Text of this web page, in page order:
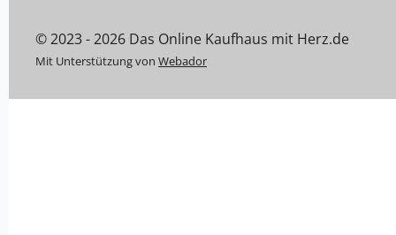
© 2023 - 2026 Das Online Kaufhaus mit Herz.de
Mit Unterstützung von Webador